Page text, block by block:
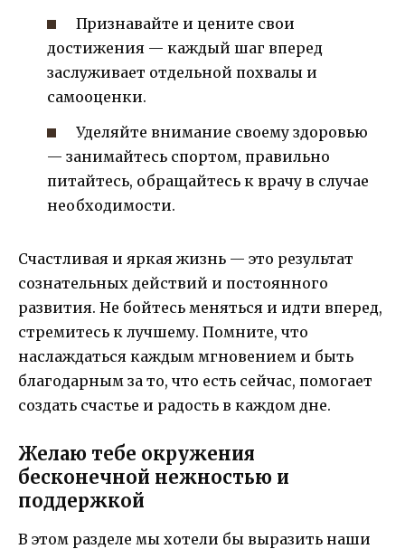
Признавайте и цените свои
достижения — каждый шаг вперед
заслуживает отдельной похвалы и
самооценки.
Уделяйте внимание своему здоровью
— занимайтесь спортом, правильно
питайтесь, обращайтесь к врачу в случае
необходимости.
Счастливая и яркая жизнь — это результат
сознательных действий и постоянного
развития. Не бойтесь меняться и идти вперед,
стремитесь к лучшему. Помните, что
наслаждаться каждым мгновением и быть
благодарным за то, что есть сейчас, помогает
создать счастье и радость в каждом дне.
Желаю тебе окружения
бесконечной нежностью и
поддержкой
В этом разделе мы хотели бы выразить наши